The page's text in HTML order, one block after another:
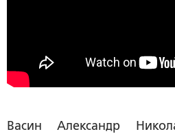
Васин Александр